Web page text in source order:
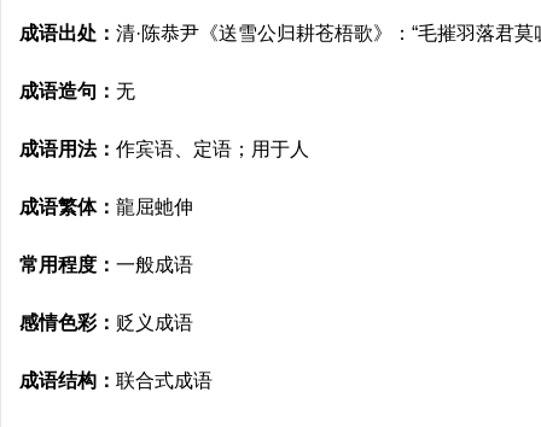
成语出处： 清·陈恭尹《送雪公归耕苍梧歌》：“毛摧羽落君
成语造句： 无
成语用法： 作宾语、定语；用于人
成语繁体： 龍屈虵伸
常用程度： 一般成语
感情色彩： 贬义成语
成语结构： 联合式成语